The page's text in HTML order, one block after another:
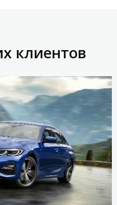
клиентов